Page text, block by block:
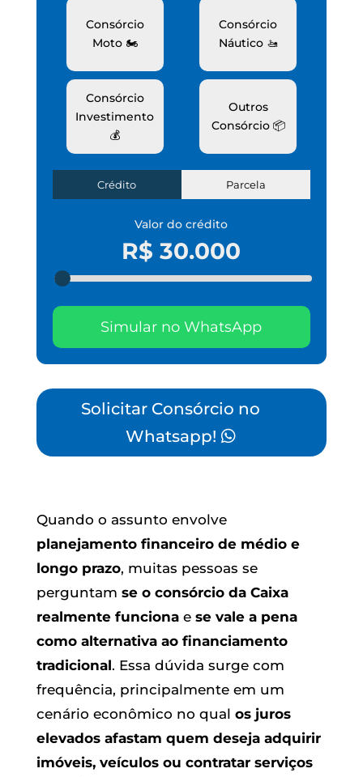
Consórcio
Moto 🏍️
Consórcio
Náutico 🚤
Consórcio
Investimento
💰
Outros
Consórcio 📦
Crédito Parcela
Valor do crédito
R$ 30.000
Simular no WhatsApp
Solicitar Consórcio no
Whatsapp!
Quando o assunto envolve
planejamento financeiro de médio e
longo prazo, muitas pessoas se
perguntam se o consórcio da Caixa
realmente funcionae se vale a pena
como alternativa ao financiamento
tradicional. Essa dúvida surge com
frequência, principalmente em um
cenário econômico no qual os juros
elevados afastam quem deseja adquirir
imóveis, veículos ou contratar serviços